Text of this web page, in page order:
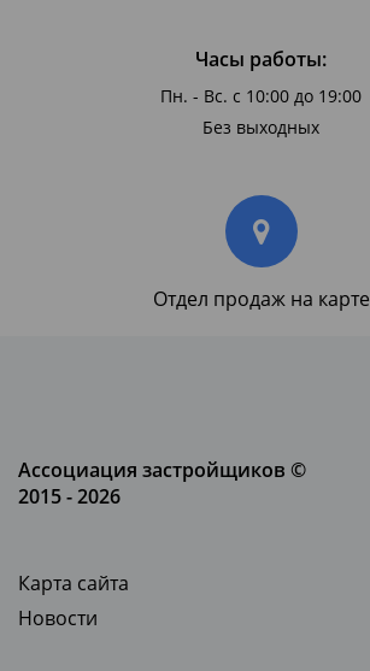
Часы работы:
Пн. - Вс. с 10:00 до 19:00
Без выходных
Отдел продаж на карте
Ассоциация застройщиков ©
2015 - 2026
Карта сайта
Новости